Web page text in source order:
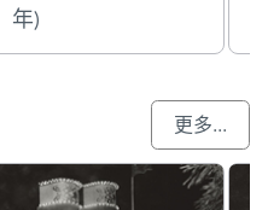
年)
更多...